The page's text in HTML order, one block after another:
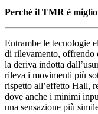
Perché il TMR è
Entrambe le tecnologie
di rilevamento, offrendo
la deriva indotta
rileva i movimenti più
rispetto all’effetto Hall,
dove anche i minimi
una sensazione più